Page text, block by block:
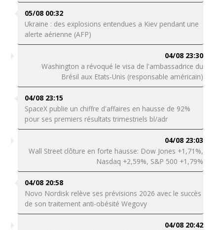
05/08 00:32
Ukraine : des explosions entendues a Kiev pendant une
alerte aérienne (AFP)
04/08 23:30
Washington a révoqué le visa de l'ambassadrice du
Brésil aux Etats-Unis (responsable américain)
04/08 23:15
SpaceX publie un chiffre d'affaires en hausse de 92%
pour ses premiers résultats trimestriels bl/adr
04/08 23:03
Wall Street clôture en forte hausse: Dow Jones +1,71%,
Nasdaq +2,59%, S&P 500 +1,79%
04/08 20:58
Novo Nordisk relève ses prévisions 2026 avec le succès
de son traitement anti-obésité Wegovy
04/08 20:42